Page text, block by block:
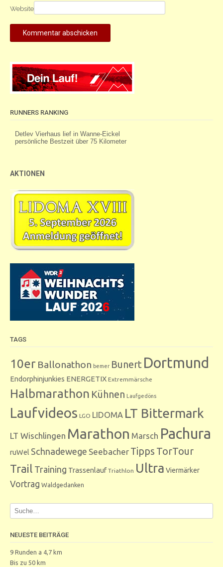
Website
RUNNERS RANKING
AKTIONEN
TAGS
10er Ballonathon bemer Bunert Dortmund
Endorphinjunkies ENERGETIX Extremmärsche
Halbmarathon Kühnen Laufgedöns
Laufvideos LGO LIDOMA LT Bittermark
LT Wischlingen Marathon Marsch Pachura
ruWel Schnadewege Seebacher Tipps TorTour
Trail Training Trassenlauf Triathlon Ultra Viermärker
Vortrag Waldgedanken
NEUESTE BEITRÄGE
9 Runden a 4,7 km
Bis zu 50 km